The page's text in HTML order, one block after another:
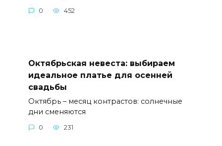
0 452
Октябрьская невеста: выбираем
идеальное платье для осенней
свадьбы
Октябрь – месяц контрастов: солнечные
дни сменяются
0 231